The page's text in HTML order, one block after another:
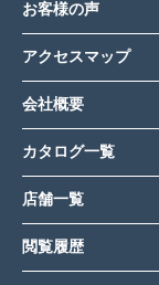
お客様の声
アクセスマップ
会社概要
カタログ一覧
店舗一覧
閲覧履歴